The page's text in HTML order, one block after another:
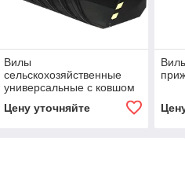
Вилы
сельскохозяйственные
универсальные с ковшом
Цену уточняйте